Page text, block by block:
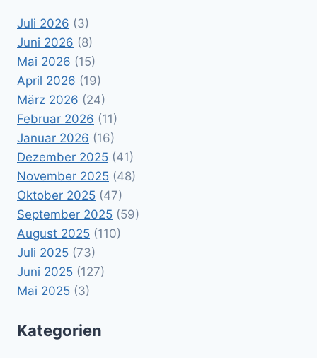
Juli 2026 (3)
Juni 2026 (8)
Mai 2026 (15)
April 2026 (19)
März 2026 (24)
Februar 2026 (11)
Januar 2026 (16)
Dezember 2025 (41)
November 2025 (48)
Oktober 2025 (47)
September 2025 (59)
August 2025 (110)
Juli 2025 (73)
Juni 2025 (127)
Mai 2025 (3)
Kategorien